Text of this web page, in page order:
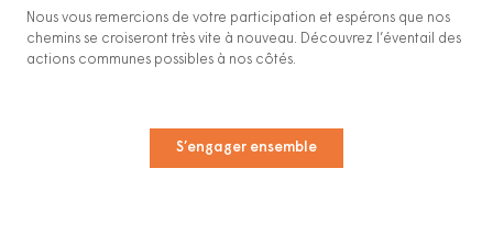
Nous vous remercions de votre participation et espérons que nos
chemins se croiseront très vite à nouveau. Découvrez l’éventail des
actions communes possibles à nos côtés.
S’engager ensemble